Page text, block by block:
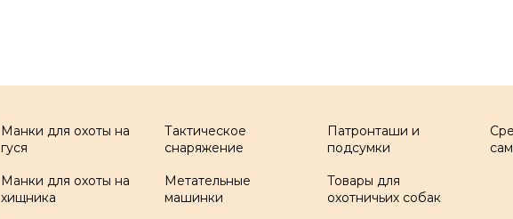
Манки для охоты на
гуся
Манки для охоты на
хищника
Тактическое
снаряжение
Метательные
машинки
Патронташи и
подсумки
Товары для
охотничьих собак